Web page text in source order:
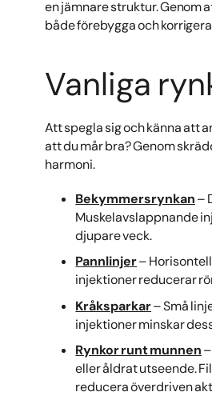
en jämnare struktur. Genom
både förebygga och
Vanliga
Att spegla sig och känna att
att du mår bra? Genom
harmoni.
Bekymmersrynkan–
Muskelavslappnande
djupare veck.
Pannlinjer–
injektioner reducerar
Kråksparkar– Små
injektioner minskar
Rynkor runt munnen
eller åldrat utseende.
reducera överdriven